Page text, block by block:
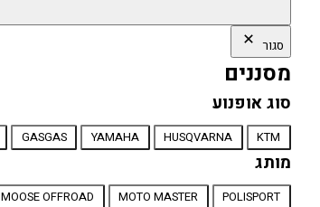
סגור
מסננים
סוג אופנוע
סוג
אופנוע
KTM
HUSQVARNA
YAMAHA
GASGAS
מותג
מותג
POLISPORT
MOTO MASTER
MOOSE OFFROAD